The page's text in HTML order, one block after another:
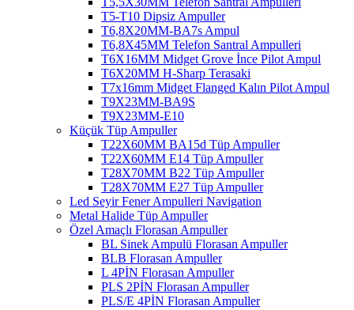
T5-T10 Dipsiz Ampuller
T6,8X20MM-BA7s Ampul
T6,8X45MM Telefon Santral Ampulleri
T6X16MM Midget Grove İnce Pilot Ampul
T6X20MM H-Sharp Terasaki
T7x16mm Midget Flanged Kalın Pilot Ampul
T9X23MM-BA9S
T9X23MM-E10
Küçük Tüp Ampuller
T22X60MM BA15d Tüp Ampuller
T22X60MM E14 Tüp Ampuller
T28X70MM B22 Tüp Ampuller
T28X70MM E27 Tüp Ampuller
Led Seyir Fener Ampulleri Navigation
Metal Halide Tüp Ampuller
Özel Amaçlı Florasan Ampuller
BL Sinek Ampulü Florasan Ampuller
BLB Florasan Ampuller
L 4PİN Florasan Ampuller
PLS 2PİN Florasan Ampuller
PLS/E 4PİN Florasan Ampuller